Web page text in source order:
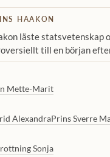
HAAKON
läste statsvetenskap
till en början
Mette-Marit
AlexandraPrins Sverre
Sonja